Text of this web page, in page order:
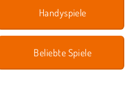
Handyspiele
Beliebte Spiele